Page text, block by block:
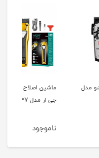
ماشین اصلاح موی سر وی